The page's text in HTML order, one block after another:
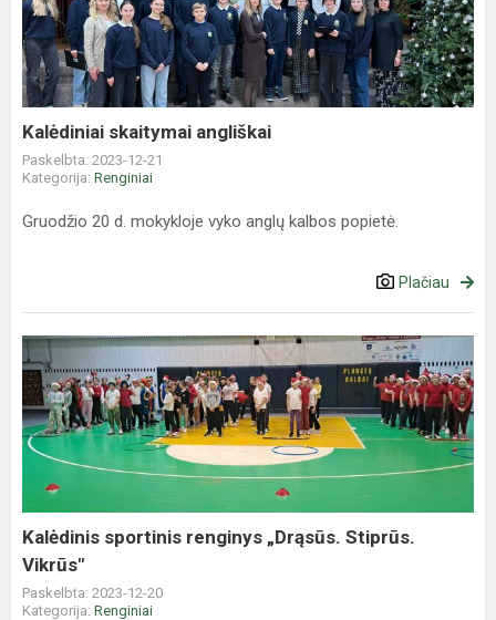
Kalėdiniai skaitymai angliškai
Paskelbta: 2023-12-21
Kategorija: Renginiai
Gruodžio 20 d. mokykloje vyko anglų kalbos popietė.
Plačiau
Kalėdinis
sportinis
renginys
„Drąsūs.
Stiprūs.
Vikrūs"
Kalėdinis sportinis renginys „Drąsūs. Stiprūs.
Vikrūs"
Paskelbta: 2023-12-20
Kategorija: Renginiai